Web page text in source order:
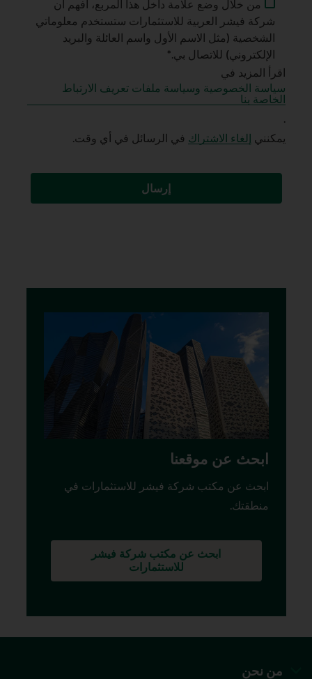
من خلال وضع علامة داخل هذا المربع، أفهم أن
شركة فيشر العربية للاستثمارات ستستخدم معلوماتي
الشخصية (مثل الاسم الأول واسم العائلة والبريد
الإلكتروني) للاتصال بي.*
اقرأ المزيد في
سياسة الخصوصية وسياسة ملفات تعريف الارتباط
الخاصة بنا
.
يمكنني
إلغاء الاشتراك في الرسائل في أي وقت.
ابحث عن موقعنا
ابحث عن مكتب شركة فيشر للاستثمارات في
منطقتك.
ابحث عن مكتب شركة فيشر
للاستثمارات
من نحن